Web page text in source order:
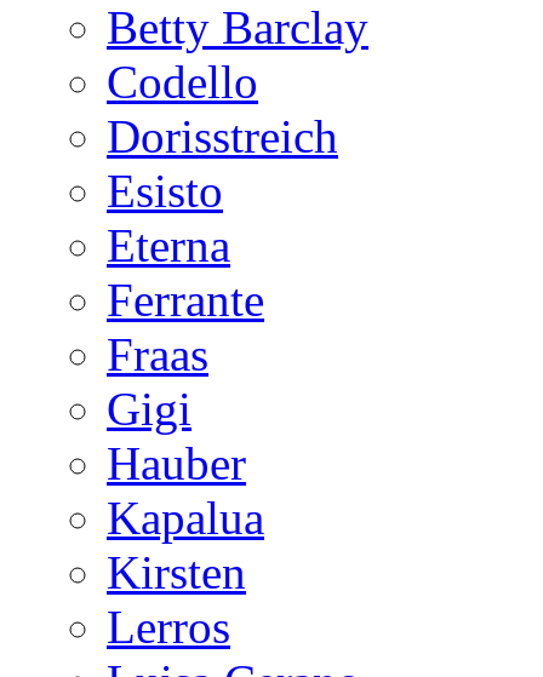
Betty Barclay
Codello
Dorisstreich
Esisto
Eterna
Ferrante
Fraas
Gigi
Hauber
Kapalua
Kirsten
Lerros